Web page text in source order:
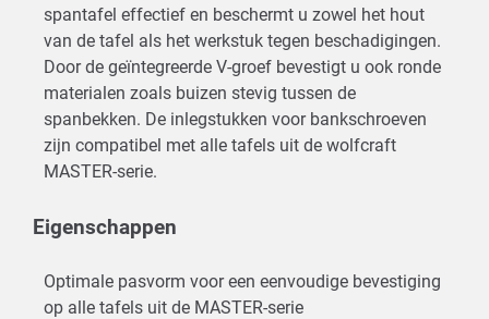
spantafel effectief en beschermt u zowel het hout
van de tafel als het werkstuk tegen beschadigingen.
Door de geïntegreerde V-groef bevestigt u ook ronde
materialen zoals buizen stevig tussen de
spanbekken. De inlegstukken voor bankschroeven
zijn compatibel met alle tafels uit de wolfcraft
MASTER-serie.
Eigenschappen
Optimale pasvorm voor een eenvoudige bevestiging
op alle tafels uit de MASTER-serie